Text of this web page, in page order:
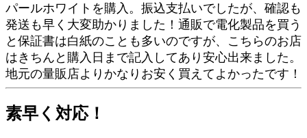
パールホワイトを購入。振込支払いでしたが、確認も
発送も早く大変助かりました！通販で電化製品を買う
と保証書は白紙のことも多いのですが、こちらのお店
はきちんと購入日まで記入してあり安心出来ました。
地元の量販店よりかなりお安く買えてよかったです！
素早く対応！